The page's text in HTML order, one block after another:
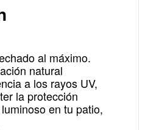
al máximo.
natural
a los rayos UV,
la protección
en tu patio,